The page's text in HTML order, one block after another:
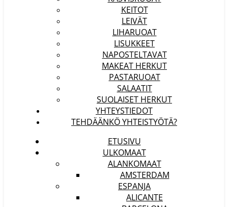
KEITOT
LEIVÄT
LIHARUOAT
LISUKKEET
NAPOSTELTAVAT
MAKEAT HERKUT
PASTARUOAT
SALAATIT
SUOLAISET HERKUT
YHTEYSTIEDOT
TEHDÄÄNKÖ YHTEISTYÖTÄ?
ETUSIVU
ULKOMAAT
ALANKOMAAT
AMSTERDAM
ESPANJA
ALICANTE